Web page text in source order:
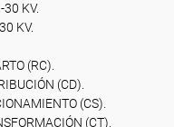
30 KV.
KV.
(RC).
(CD).
(CS).
(CT).